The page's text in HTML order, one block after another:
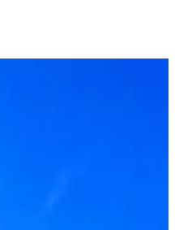
с Эйч